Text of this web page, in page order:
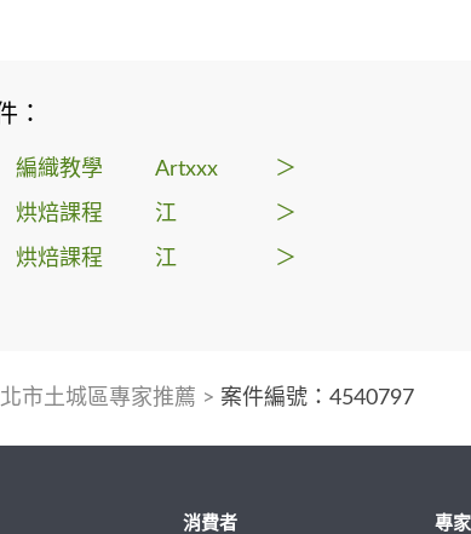
：
編織教學 Artxxx ＞
烘焙課程 江 ＞
烘焙課程 江 ＞
市土城區專家推薦 > 案件編號：4540797
消費者 專家